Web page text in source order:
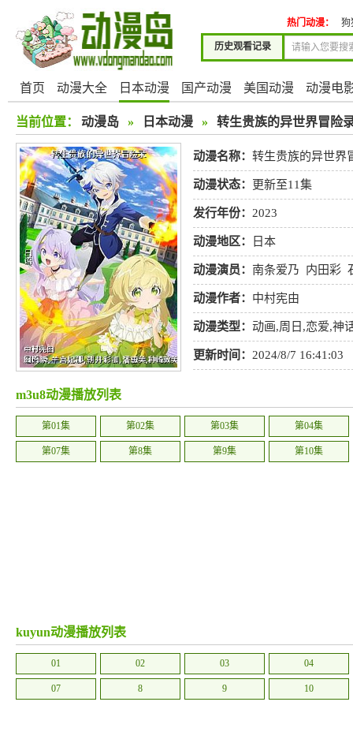
历史观看记录
热门动漫： 狗
首页 动漫大全 日本动漫 国产动漫 美国动漫 动漫电
当前位置： 动漫岛 » 日本动漫 » 转生贵族的异世界冒险
动漫名称： 转生贵族的异世界
动漫状态： 更新至11集
发行年份： 2023
动漫地区： 日本
动漫演员： 南条爱乃 内田彩
海浩辅 丰崎爱生 西村知道
动漫作者： 中村宪由
动漫类型： 动画,周日 ,恋爱,神
耽美,社会, 后宫,历史 其他, 侦探
更新时间： 2024/8/7 16:41:03
m3u8动漫播放列表
第01集 第02集 第03集 第04集
第07集 第8集 第9集 第10集
kuyun动漫播放列表
01 02 03 04
07 8 9 10